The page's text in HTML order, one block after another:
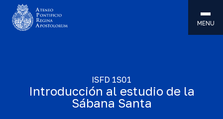
MENU
ISFD 1S01
Introducción al estudio de la
Sábana Santa